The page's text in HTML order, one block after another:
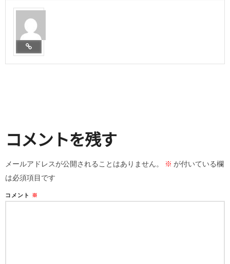
コメントを残す
メールアドレスが公開されることはありません。 ※ が付いている欄
は必須項目です
コメント ※